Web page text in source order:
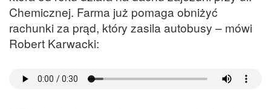
Chemicznej. Farma już pomaga obniżyć
rachunki za prąd, który zasila autobusy – mówi
Robert Karwacki: